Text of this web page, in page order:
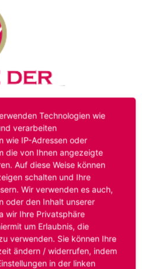
Datenschutz
Stellenangebot ist
Stellenanzeigen finden
personal.de/stellenangebote
initiativund wir suchen für Sie
Technologien wie
verarbeiten
wie IP-Adressen oder
die von Ihnen angezeigte
Auf diese Weise können
schalten und Ihre
Wir verwenden es auch,
oder den Inhalt unserer
wir Ihre Privatsphäre
um Erlaubnis, die
verwenden. Sie können Ihre
ändern / widerrufen, indem
in der linken